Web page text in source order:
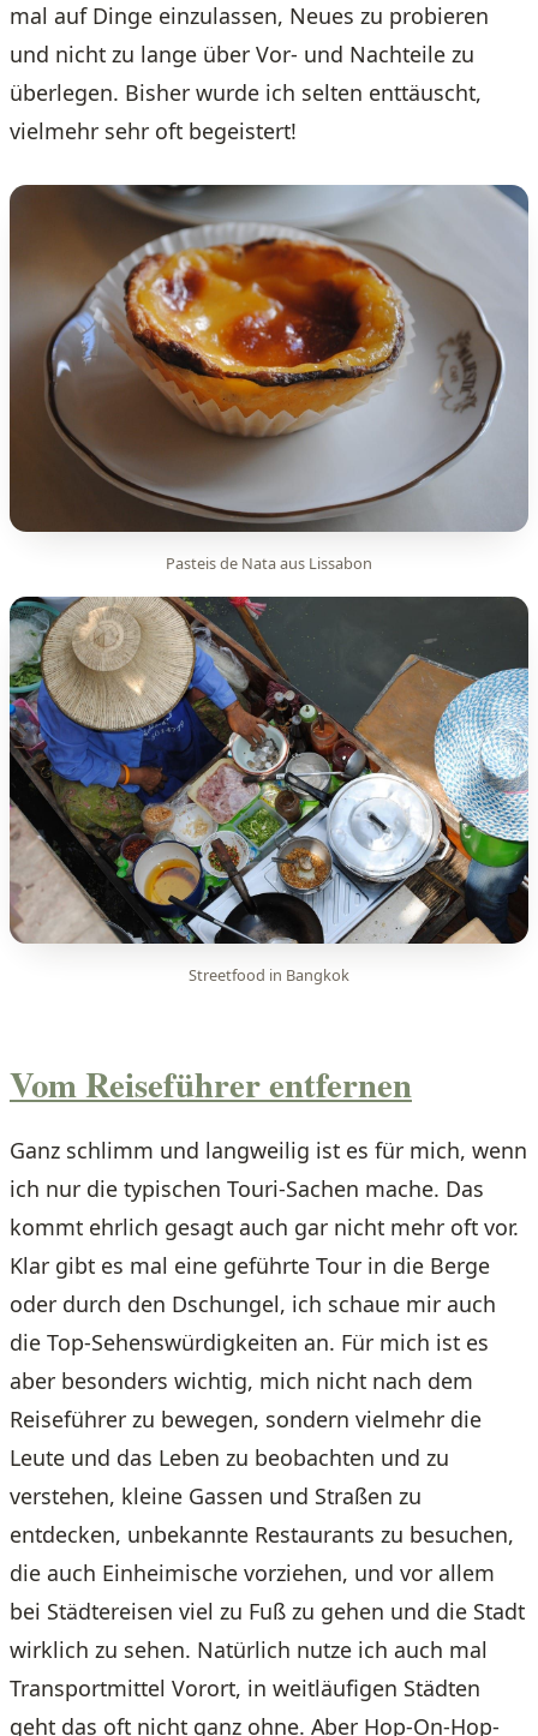
mal auf Dinge einzulassen, Neues zu probieren
und nicht zu lange über Vor- und Nachteile zu
überlegen. Bisher wurde ich selten enttäuscht,
vielmehr sehr oft begeistert!
Pasteis de Nata aus Lissabon
Streetfood in Bangkok
Vom Reiseführer entfernen
Ganz schlimm und langweilig ist es für mich, wenn
ich nur die typischen Touri-Sachen mache. Das
kommt ehrlich gesagt auch gar nicht mehr oft vor.
Klar gibt es mal eine geführte Tour in die Berge
oder durch den Dschungel, ich schaue mir auch
die Top-Sehenswürdigkeiten an. Für mich ist es
aber besonders wichtig, mich nicht nach dem
Reiseführer zu bewegen, sondern vielmehr die
Leute und das Leben zu beobachten und zu
verstehen, kleine Gassen und Straßen zu
entdecken, unbekannte Restaurants zu besuchen,
die auch Einheimische vorziehen, und vor allem
bei Städtereisen viel zu Fuß zu gehen und die Stadt
wirklich zu sehen. Natürlich nutze ich auch mal
Transportmittel Vorort, in weitläufigen Städten
geht das oft nicht ganz ohne. Aber Hop-On-Hop-